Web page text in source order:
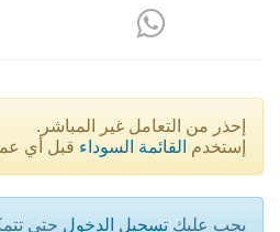
إحذر من التعامل غير المباشر.
إستخدم القائمة السوداء قبل أي
يجب عليك تسجيل الدخول حتى